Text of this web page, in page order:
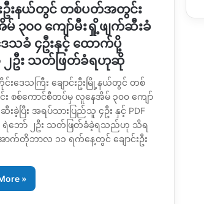
းဦးနယ်တွင် တစ်ပတ်အတွင်း
၃၀၀ ကျော်မီးရှို့ဖျက်ဆီးခံ
ေသခံ ၄ဦးနှင့် ထောက်ပို့
၂ဦး သတ်ဖြတ်ခံရဟုဆို
းဒေသကြီး ချောင်းဦးမြို့နယ်တွင် တစ်
စစ်ကောင်စီတပ်မှ လူနေအိမ် ၃၀၀ ကျော်
းခဲ့ပြီး အရပ်သားပြည်သူ ၄ဦး နှင့် PDF
ရဲဘော် ၂ဦး သတ်ဖြတ်ခံခဲ့ရသည်ဟု သိရ
က်တိုဘာလ ၁၁ ရက်နေ့တွင် ချောင်းဦး
»